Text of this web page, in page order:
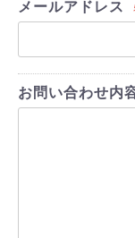
メールアドレス
お問い合わせ内